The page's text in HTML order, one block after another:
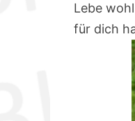
Lebe
für dich